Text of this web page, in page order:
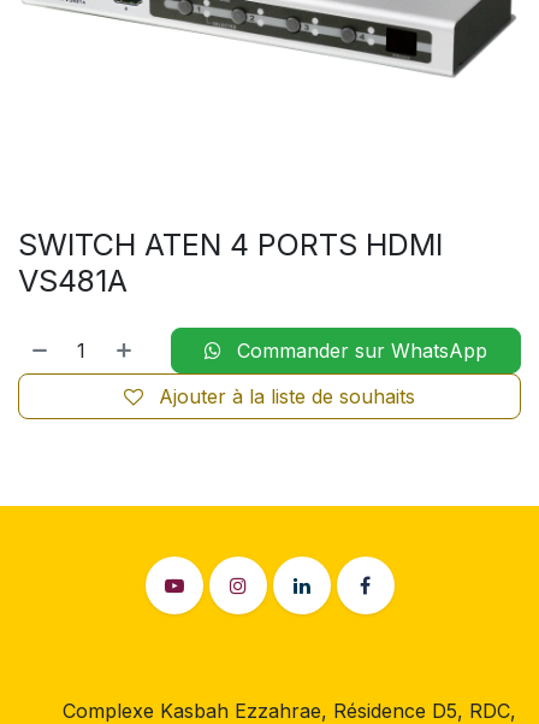
SWITCH ATEN 4 PORTS HDMI
VS481A
Commander sur WhatsApp
Ajouter à la liste de souhaits
Complexe Kasbah Ezzahrae, Résidence D5, RDC,